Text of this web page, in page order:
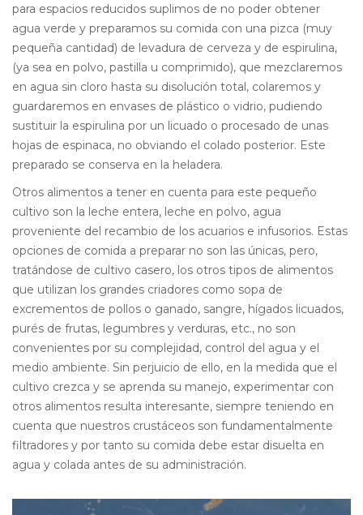
para espacios reducidos suplimos de no poder obtener
agua verde y preparamos su comida con una pizca (muy
pequeña cantidad) de levadura de cerveza y de espirulina,
(ya sea en polvo, pastilla u comprimido), que mezclaremos
en agua sin cloro hasta su disolución total, colaremos y
guardaremos en envases de plástico o vidrio, pudiendo
sustituir la espirulina por un licuado o procesado de unas
hojas de espinaca, no obviando el colado posterior. Este
preparado se conserva en la heladera.
Otros alimentos a tener en cuenta para este pequeño
cultivo son la leche entera, leche en polvo, agua
proveniente del recambio de los acuarios e infusorios. Estas
opciones de comida a preparar no son las únicas, pero,
tratándose de cultivo casero, los otros tipos de alimentos
que utilizan los grandes criadores como sopa de
excrementos de pollos o ganado, sangre, hígados licuados,
purés de frutas, legumbres y verduras, etc., no son
convenientes por su complejidad, control del agua y el
medio ambiente. Sin perjuicio de ello, en la medida que el
cultivo crezca y se aprenda su manejo, experimentar con
otros alimentos resulta interesante, siempre teniendo en
cuenta que nuestros crustáceos son fundamentalmente
filtradores y por tanto su comida debe estar disuelta en
agua y colada antes de su administración.